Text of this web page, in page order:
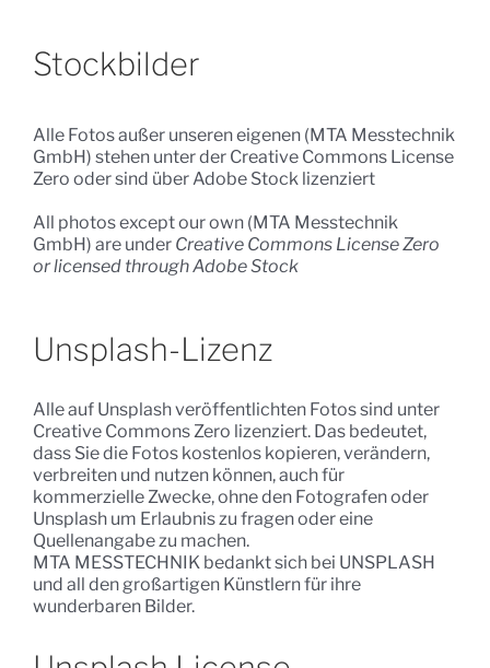
Stockbilder
Alle Fotos außer unseren eigenen (MTA Messtechnik
GmbH) stehen unter der Creative Commons License
Zero oder sind über Adobe Stock lizenziert
All photos except our own (MTA Messtechnik
GmbH) are under Creative Commons License Zero
or licensed through Adobe Stock
Unsplash-Lizenz
Alle auf Unsplash veröffentlichten Fotos sind unter
Creative Commons Zero lizenziert. Das bedeutet,
dass Sie die Fotos kostenlos kopieren, verändern,
verbreiten und nutzen können, auch für
kommerzielle Zwecke, ohne den Fotografen oder
Unsplash um Erlaubnis zu fragen oder eine
Quellenangabe zu machen.
MTA MESSTECHNIK bedankt sich bei UNSPLASH
und all den großartigen Künstlern für ihre
wunderbaren Bilder.